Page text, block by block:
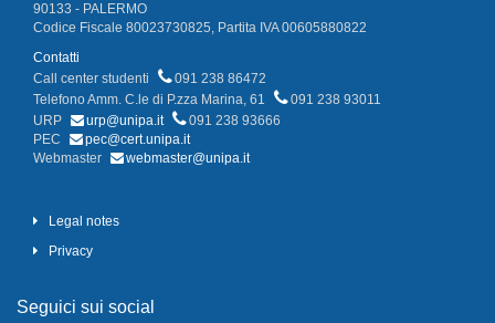
90133 - PALERMO
Codice Fiscale 80023730825, Partita IVA 00605880822
Contatti
Call center studenti
091 238 86472
Telefono Amm. C.le di P.zza Marina, 61
091 238 93011
URP
urp@unipa.it
091 238 93666
PEC
pec@cert.unipa.it
Webmaster
webmaster@unipa.it
Legal notes
Privacy
Seguici sui social